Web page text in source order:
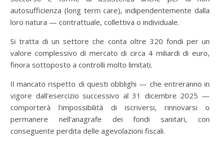
autosufficienza (long term care), indipendentemente dalla
loro natura — contrattuale, collettiva o individuale.
Si tratta di un settore che conta oltre 320 fondi per un
valore complessivo di mercato di circa 4 miliardi di euro,
finora sottoposto a controlli molto limitati.
Il mancato rispetto di questi obblighi — che entreranno in
vigore dall'esercizio successivo al 31 dicembre 2025 —
comporterà l'impossibilità di iscriversi, rinnovarsi o
permanere nell'anagrafe dei fondi sanitari, con
conseguente perdita delle agevolazioni fiscali.